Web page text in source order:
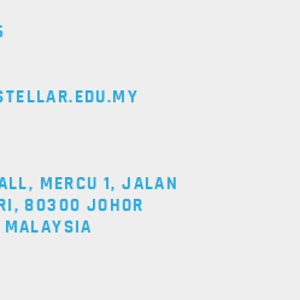
MERCU 1, JALAN
80300 JOHOR
MALAYSIA